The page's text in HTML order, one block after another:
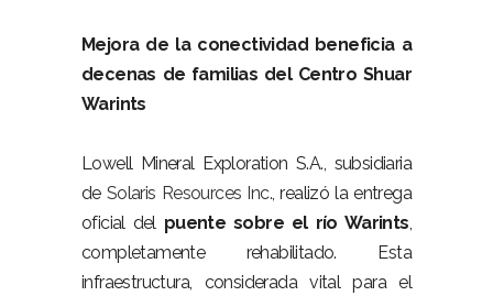
Mejora de la conectividad beneficia a
decenas de familias del Centro Shuar
Warints
Lowell Mineral Exploration S.A., subsidiaria
de Solaris Resources Inc., realizó la entrega
oficial del puente sobre el río Warints,
completamente rehabilitado. Esta
infraestructura, considerada vital para el